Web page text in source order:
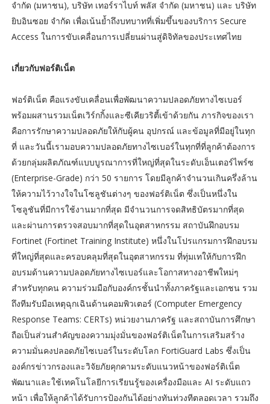
จำกัด (มหาชน), บริษัท เทอร์ราไบท์ พลัส จำกัด (มหาชน) และ บริษัท
ยิบอินซอย จำกัด เพื่อเน้นย้ำถึงบทบาทที่เพิ่มขึ้นของบริการ Secure
Access ในการขับเคลื่อนการเปลี่ยนผ่านสู่ดิจิทัลของประเทศไทย
เกี่ยวกับฟอร์ติเน็ต
ฟอร์ติเน็ต คือแรงขับเคลื่อนเพื่อพัฒนาความปลอดภัยทางไซเบอร์
พร้อมผสานรวมเน็ตเวิร์กกิ้งและซีเคียวริตี้เข้าด้วยกัน ภารกิจของเรา
คือการรักษาความปลอดภัยให้กับผู้คน อุปกรณ์ และข้อมูลที่มีอยู่ในทุก
ที่ และวันนี้เรามอบความปลอดภัยทางไซเบอร์ในทุกที่ที่ลูกค้าต้องการ
ด้วยกลุ่มผลิตภัณฑ์แบบบูรณาการที่ใหญ่ที่สุดในระดับเอ็นเตอร์ไพร์ซ
(Enterprise-Grade) กว่า 50 รายการ โดยมีลูกค้าจำนวนเกินครึ่งล้าน
ให้ความไว้วางใจในโซลูชันต่างๆ ของฟอร์ติเน็ต ซึ่งเป็นหนึ่งใน
โซลูชันที่มีการใช้งานมากที่สุด มีจำนวนการจดสิทธิบัตรมากที่สุด
และผ่านการตรวจสอบมากที่สุดในอุตสาหกรรม สถาบันฝึกอบรม
Fortinet (Fortinet Training Institute) หนึ่งในโปรแกรมการฝึกอบรม
ที่ใหญ่ที่สุดและครอบคลุมที่สุดในอุตสาหกรรม ที่ทุ่มเทให้กับการฝึก
อบรมด้านความปลอดภัยทางไซเบอร์และโอกาสทางอาชีพใหม่ๆ
สำหรับทุกคน ความร่วมมือกับองค์กรชั้นนำทั้งภาครัฐและเอกชน รวม
ถึงทีมรับมือเหตุฉุกเฉินด้านคอมพิวเตอร์ (Computer Emergency
Response Teams: CERTs) หน่วยงานภาครัฐ และสถาบันการศึกษา
ถือเป็นส่วนสำคัญของความมุ่งมั่นของฟอร์ติเน็ตในการเสริมสร้าง
ความมั่นคงปลอดภัยไซเบอร์ในระดับโลก FortiGuard Labs ซึ่งเป็น
องค์กรข่าวกรองและวิจัยภัยคุกคามระดับแนวหน้าของฟอร์ติเน็ต
พัฒนาและใช้เทคโนโลยีการเรียนรู้ของเครื่องมือและ AI ระดับแถว
หน้า เพื่อให้ลูกค้าได้รับการป้องกันได้อย่างทันท่วงทีตลอดเวลา รวมถึง